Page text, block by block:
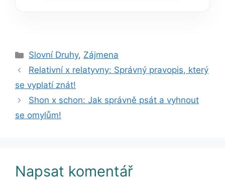
Rubriky
Slovní Druhy, Zájmena
Relativní x relatyvny: Správný pravopis, který
se vyplatí znát!
Shon x schon: Jak správně psát a vyhnout
se omylům!
Napsat komentář